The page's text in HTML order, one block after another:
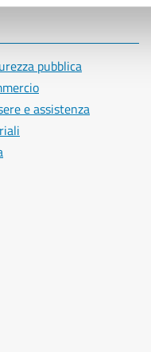
pubblica
e assistenza